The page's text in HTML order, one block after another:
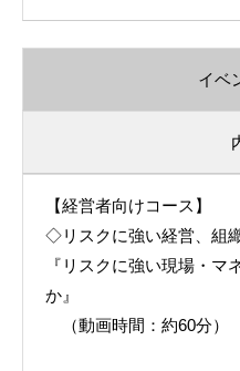
イベ
【経営者向けコース】
◇リスクに強い経営、組
『リスクに強い現場・マ
か』
（動画時間：約60分）